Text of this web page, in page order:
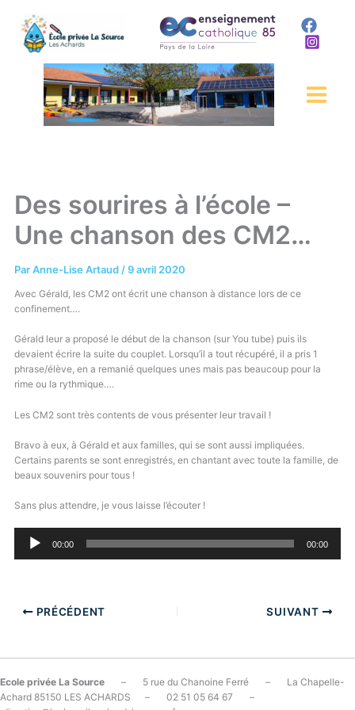
contenu
Des sourires à l’école –
Une chanson des CM2…
ParAnne-Lise Artaud /9 avril 2020
Avec Gérald, les CM2 ont écrit une chanson à distance lors de ce
confinement….
Gérald leur a proposé le début de la chanson (sur You tube) puis ils
devaient écrire la suite du couplet. Lorsqu’il a tout récupéré, il a pris 1
phrase/élève, en a remanié quelques unes mais pas beaucoup pour la
rime ou la rythmique….
Les CM2 sont très contents de vous présenter leur travail !
Bravo à eux, à Gérald et aux familles, qui se sont aussi impliquées.
Certains parents se sont enregistrés, en chantant avec toute la famille, de
beaux souvenirs pour tous !
Sans plus attendre, je vous laisse l’écouter !
Lecteur
audio
00:00 00:00
PRÉCÉDENT SUIVANT
Ecole privée La Source – 5 rue du Chanoine Ferré – La Chapelle-
Achard 85150 LES ACHARDS – 02 51 05 64 67 –